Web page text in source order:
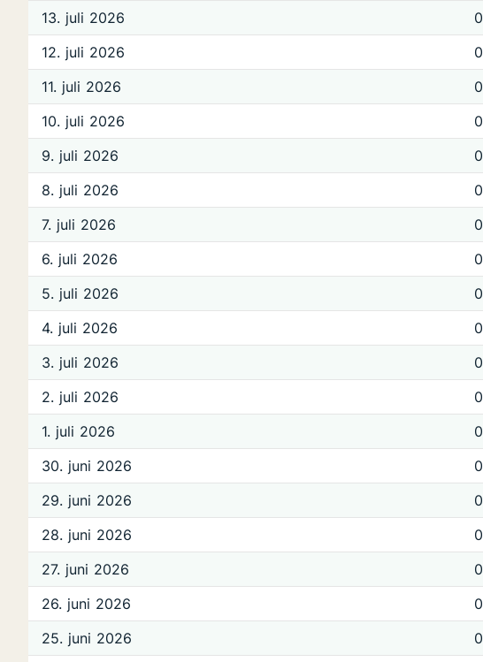
13. juli 2026
0
12. juli 2026
0
11. juli 2026
0
10. juli 2026
0
9. juli 2026
0
8. juli 2026
0
7. juli 2026
0
6. juli 2026
0
5. juli 2026
0
4. juli 2026
0
3. juli 2026
0
2. juli 2026
0
1. juli 2026
0
30. juni 2026
0
29. juni 2026
0
28. juni 2026
0
27. juni 2026
0
26. juni 2026
0
25. juni 2026
0